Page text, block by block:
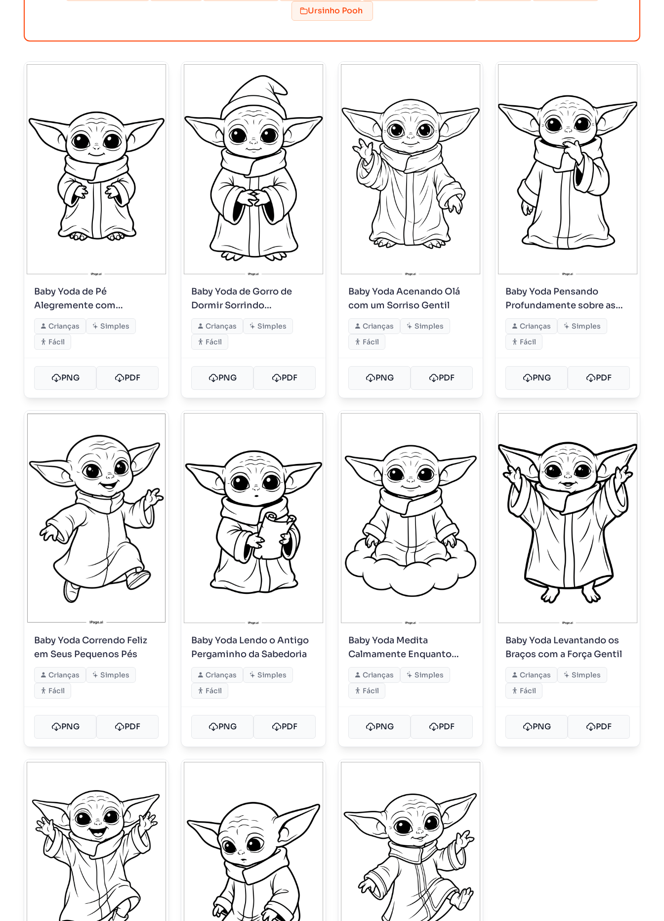
Ursinho Pooh
Baby Yoda de Pé
Alegremente com
Mãozinhas
Crianças
Simples
Fácil
PNG PDF
Baby Yoda de Gorro de
Dormir Sorrindo
Suavemente
Crianças
Simples
Fácil
PNG PDF
Baby Yoda Acenando Olá
com um Sorriso Gentil
Crianças
Simples
Fácil
PNG PDF
Baby Yoda Pensando
Profundamente sobre as
Lições da Força
Crianças
Simples
Fácil
PNG PDF
Baby Yoda Correndo Feliz
em Seus Pequenos Pés
Crianças
Simples
Fácil
PNG PDF
Baby Yoda Lendo o Antigo
Pergaminho da Sabedoria
Crianças
Simples
Fácil
PNG PDF
Baby Yoda Medita
Calmamente Enquanto
Flutua nas Nuvens
Crianças
Simples
Fácil
PNG PDF
Baby Yoda Levantando os
Braços com a Força Gentil
Crianças
Simples
Fácil
PNG PDF